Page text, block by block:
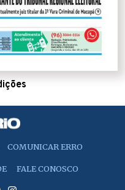
COMUNICAR ERRO
FALE CONOSCO